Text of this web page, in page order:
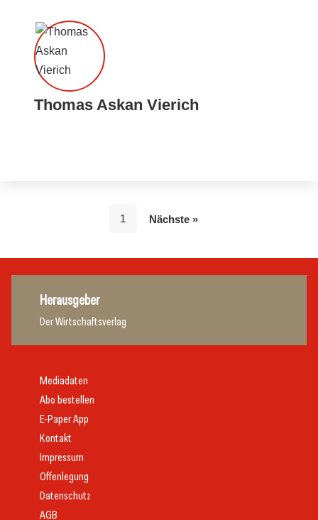
Thomas Askan Vierich
1 Nächste »
Herausgeber
Der Wirtschaftsverlag
Mediadaten
Abo bestellen
E-Paper App
Kontakt
Impressum
Offenlegung
Datenschutz
AGB